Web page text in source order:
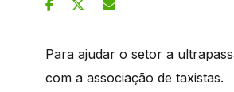
Para ajudar o setor a
com a associação de taxistas.